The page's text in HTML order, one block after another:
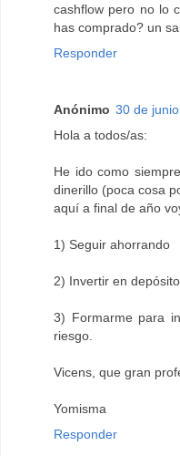
cashflow pero no lo
has comprado? un
Responder
Anónimo 30 de
Hola a todos/as:
He ido como
dinerillo (poca cosa
aquí a final de año
1) Seguir ahorrando
2) Invertir en
3) Formarme para
riesgo.
Vicens, que gran
Yomisma
Responder